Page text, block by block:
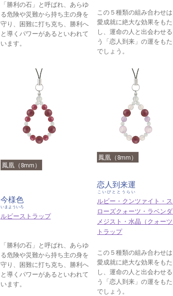
「勝利の石」と呼ばれ、あらゆ
る危険や災難から持ち主の身を
守り、困難に打ち克ち、勝利へ
と導くパワーがあるといわれて
います。
この５種類の組み合わせ
愛成就に絶大な効果をも
し、運命の人と出会わせ
う「恋人到来」の運をも
でしょう。
鳳凰（8mm）
今様色
いまよういろ
ルビーストラップ
「勝利の石」と呼ばれ、あらゆ
る危険や災難から持ち主の身を
守り、困難に打ち克ち、勝利へ
と導くパワーがあるといわれて
います。
鳳凰（8mm）
恋人到来運
こいびととうらい
ルビー・クンツァイト・
ローズクォーツ・ラベン
メジスト・水晶（クォー
トラップ
この５種類の組み合わせ
愛成就に絶大な効果をも
し、運命の人と出会わせ
う「恋人到来」の運をも
でしょう。